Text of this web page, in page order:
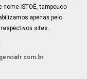
ISTOÉ, tampouco
apenas pelo
sites.